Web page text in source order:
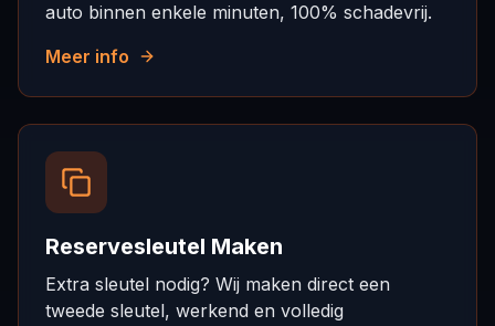
auto binnen enkele minuten, 100% schadevrij.
Meer info
Reservesleutel Maken
Extra sleutel nodig? Wij maken direct een
tweede sleutel, werkend en volledig